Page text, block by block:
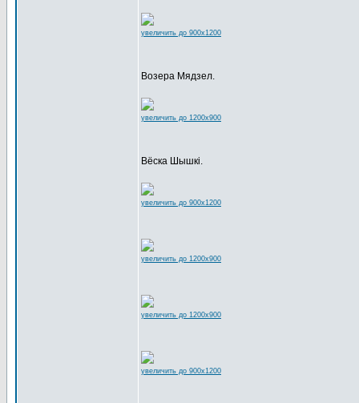
увеличить до 900x1200
Возера Мядзел.
увеличить до 1200x900
Вёска Шышкі.
увеличить до 900x1200
увеличить до 1200x900
увеличить до 1200x900
увеличить до 900x1200